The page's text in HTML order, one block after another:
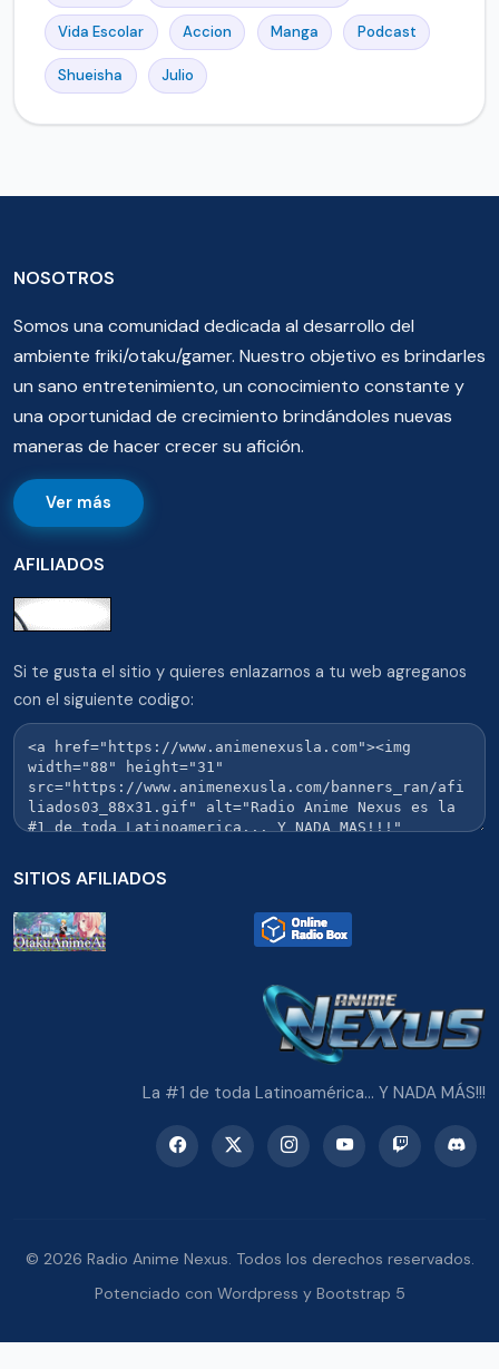
Vida Escolar Accion Manga Podcast
Shueisha Julio
NOSOTROS
Somos una comunidad dedicada al desarrollo del
ambiente friki/otaku/gamer. Nuestro objetivo es brindarles
un sano entretenimiento, un conocimiento constante y
una oportunidad de crecimiento brindándoles nuevas
maneras de hacer crecer su afición.
Ver más
AFILIADOS
Si te gusta el sitio y quieres enlazarnos a tu web agreganos
con el siguiente codigo:
SITIOS AFILIADOS
La #1 de toda Latinoamérica... Y NADA MÁS!!!
© 2026 Radio Anime Nexus. Todos los derechos reservados.
Potenciado con Wordpress y Bootstrap 5